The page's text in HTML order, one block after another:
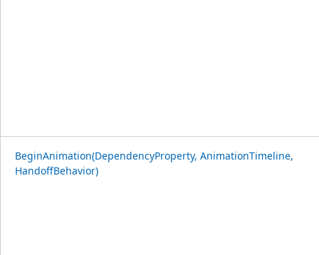
BeginAnimation(DependencyProperty, AnimationTimeline,
HandoffBehavior)